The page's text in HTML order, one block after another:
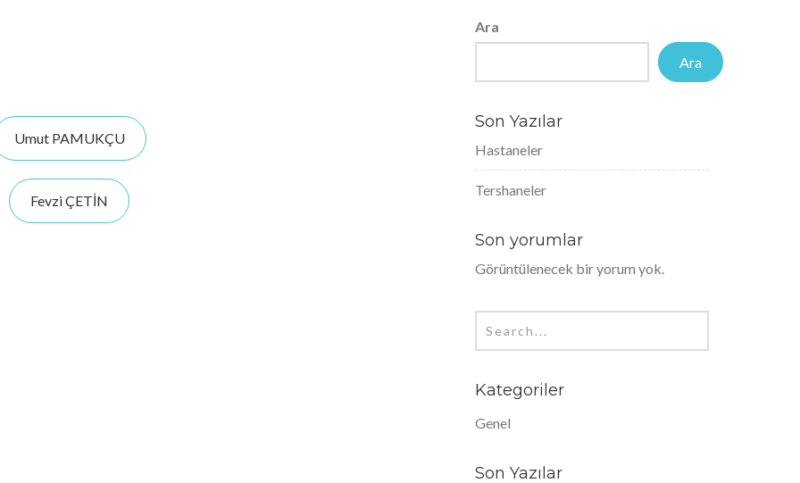
Umut PAMUKÇU
Fevzi ÇETİN
Ara
Ara
Son Yazılar
Hastaneler
Tershaneler
Son yorumlar
Görüntülenecek bir yorum yok.
Kategoriler
Genel
Son Yazılar